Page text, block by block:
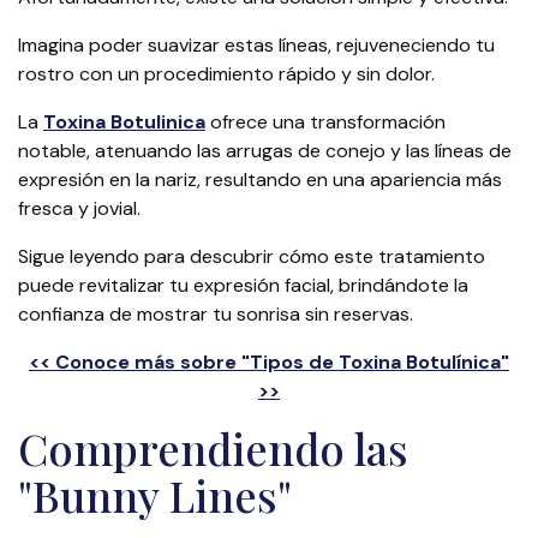
Imagina poder suavizar estas líneas, rejuveneciendo tu
rostro con un procedimiento rápido y sin dolor.
La Toxina Botulinicaofrece una transformación
notable, atenuando las arrugas de conejo y las líneas de
expresión en la nariz, resultando en una apariencia más
fresca y jovial.
Sigue leyendo para descubrir cómo este tratamiento
puede revitalizar tu expresión facial, brindándote la
confianza de mostrar tu sonrisa sin reservas.
<< Conoce más sobre "Tipos de Toxina Botulínica"
>>
Comprendiendo las
"Bunny Lines"